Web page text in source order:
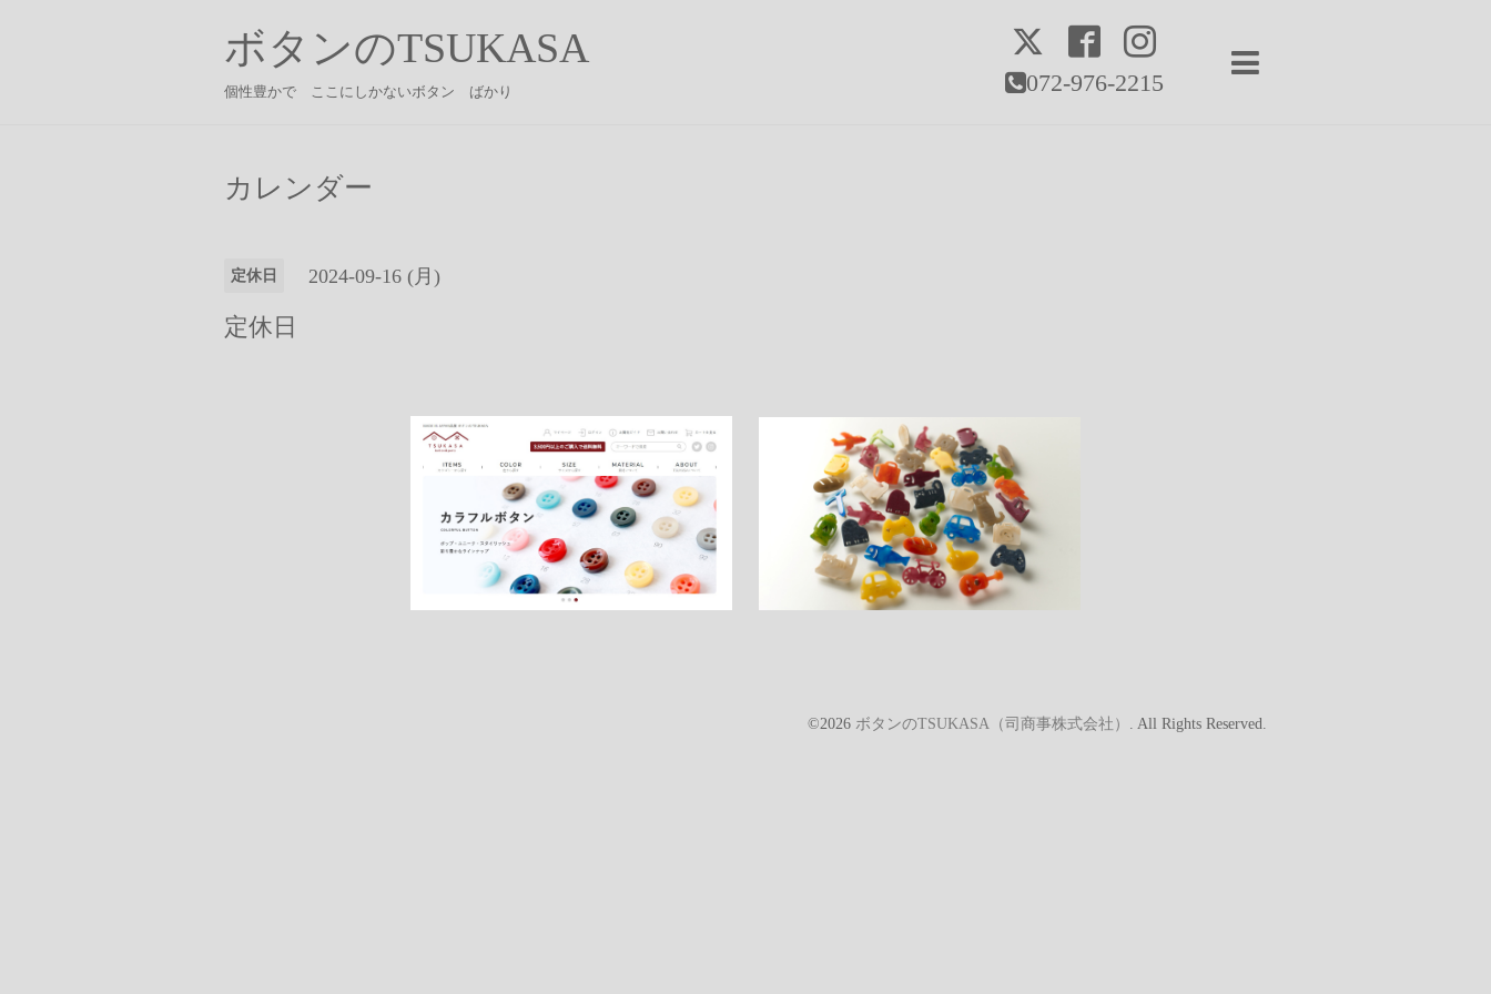
072-976-2215
ボタンのTSUKASA
個性豊かで ここにしかないボタン ばかり
カレンダー
定休日 2024-09-16 (月)
定休日
©2026 ボタンのTSUKASA（司商事株式会社） . All Rights Reserved.